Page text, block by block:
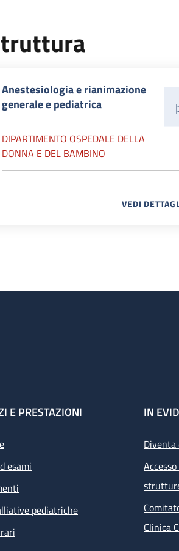
Anestesiologia e rianimazione
generale e pediatrica
DIPARTIMENTO OSPEDALE DELLA
DONNA E DEL BAMBINO
VEDI
E PRESTAZIONI
esami
pediatriche
IN
Clinica